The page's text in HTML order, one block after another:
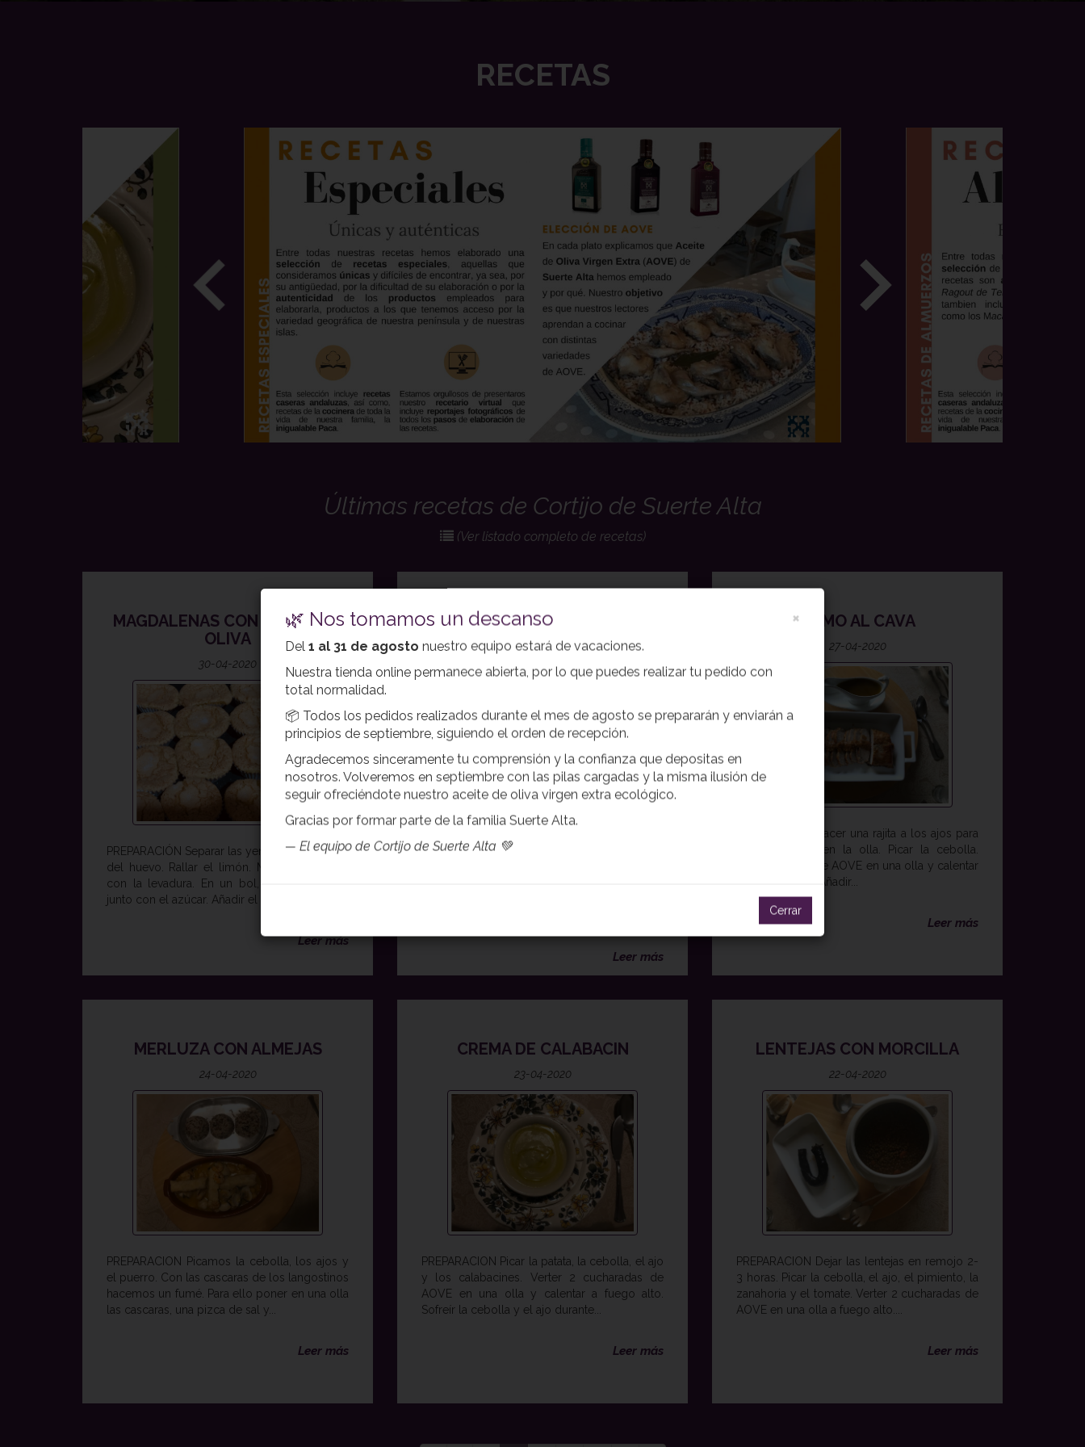
RECETAS
Últimas recetas de Cortijo de Suerte Alta
(Ver listado completo de recetas)
MAGDALENAS CON ACEITE DE
OLIVA
30-04-2020
PREPARACIÓN Separar las yemas de las claras
del huevo. Rallar el limón. Mezclar la harina
con la levadura. En un bol, batir las yemas
junto con el azúcar. Añadir el aceite a...
Leer más
ROLLITOS DE POLLO CON
JAMON
28-04-2020
PREPARACION Picar cebolla y ajo. Cortar
Leer más
LOMO AL CAVA
27-04-2020
PREPARACION Hacer una rajita a los ajos para
que no salten en la olla. Picar la cebolla.
Verter 2 vasos de AOVE en una olla y calentar
a fuego medio. Añadir...
Leer más
MERLUZA CON ALMEJAS
24-04-2020
PREPARACION Picamos la cebolla, los ajos y
el puerro. Con las cascaras de los langostinos
hacemos un fumé. Para ello poner en una olla
las cascaras, una pizca de sal y...
Leer más
CREMA DE CALABACIN
23-04-2020
PREPARACION Picar la patata, la cebolla, el ajo
y los calabacines. Verter 2 cucharadas de
AOVE en una olla y calentar a fuego alto.
Sofreír la cebolla y el ajo durante...
Leer más
LENTEJAS CON MORCILLA
22-04-2020
PREPARACION Dejar las lentejas en remojo 2-
3 horas. Picar la cebolla, el ajo, el pimiento, la
zanahoria y el tomate. Verter 2 cucharadas de
AOVE en una olla a fuego alto....
Leer más
×
🌿 Nos tomamos un descanso
Del 1 al 31 de agosto nuestro equipo estará de vacaciones.
Nuestra tienda online permanece abierta, por lo que puedes realizar tu pedido con
total normalidad.
📦 Todos los pedidos realizados durante el mes de agosto se prepararán y enviarán a
principios de septiembre, siguiendo el orden de recepción.
Agradecemos sinceramente tu comprensión y la confianza que depositas en
nosotros. Volveremos en septiembre con las pilas cargadas y la misma ilusión de
seguir ofreciéndote nuestro aceite de oliva virgen extra ecológico.
Gracias por formar parte de la familia Suerte Alta.
— El equipo de Cortijo de Suerte Alta 💚
Cerrar